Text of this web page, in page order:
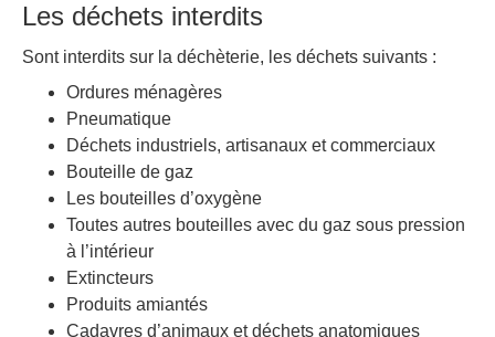
Les déchets interdits
Sont interdits sur la déchèterie, les déchets suivants :
Ordures ménagères
Pneumatique
Déchets industriels, artisanaux et commerciaux
Bouteille de gaz
Les bouteilles d’oxygène
Toutes autres bouteilles avec du gaz sous pression
à l’intérieur
Extincteurs
Produits amiantés
Cadavres d’animaux et déchets anatomiques